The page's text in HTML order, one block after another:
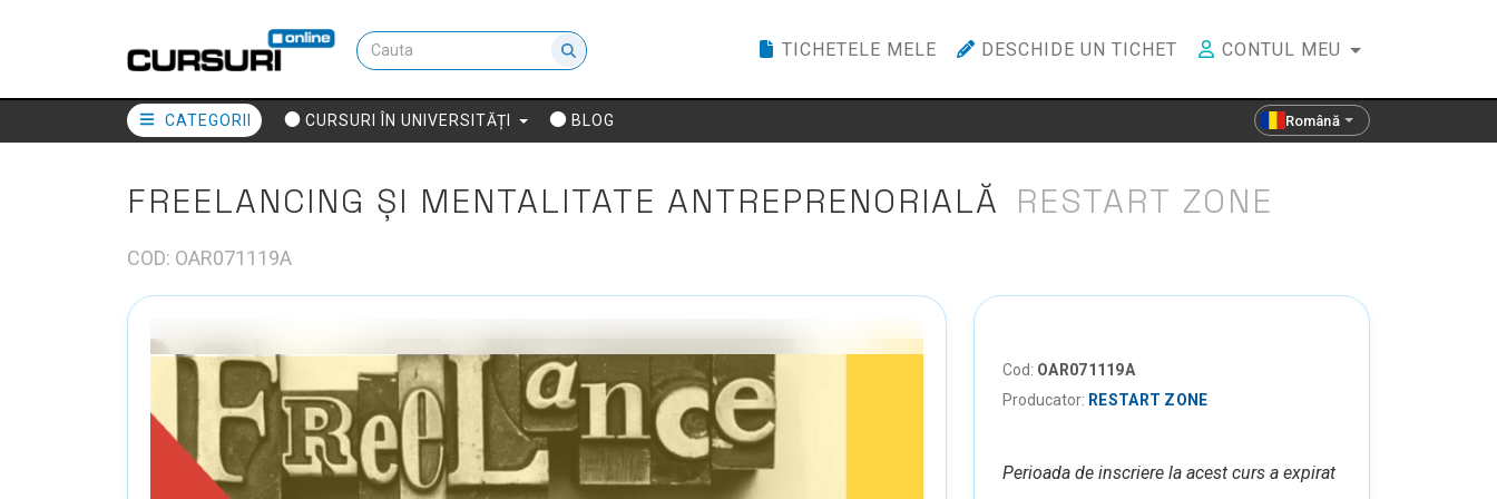
TICHETELE MELE DESCHIDE UN TICHET CONTUL MEU
CATEGORII CURSURI ÎN UNIVERSITĂȚI BLOG Română
FREELANCING ȘI MENTALITATE ANTREPRENORIALĂ RESTART ZONE
COD: OAR071119A
Cod: OAR071119A
Producator: RESTART ZONE
Perioada de inscriere la acest curs a expirat